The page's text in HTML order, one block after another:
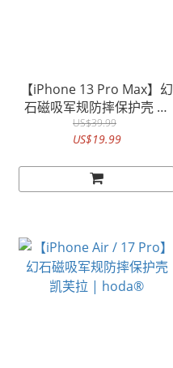
【iPhone 13 Pro Max】幻
石磁吸军规防摔保护壳 核
桃木 | hoda®
US$39.99
US$19.99